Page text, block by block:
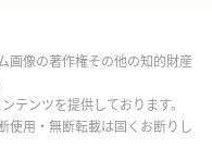
画像の著作権その他の知的財産
テンツを提供しております。
使用・無断転載は固くお断りし